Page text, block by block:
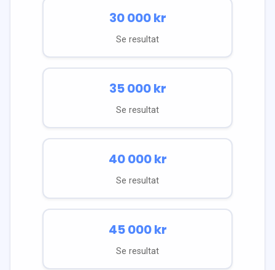
30 000kr
Se resultat
35 000kr
Se resultat
40 000kr
Se resultat
45 000kr
Se resultat